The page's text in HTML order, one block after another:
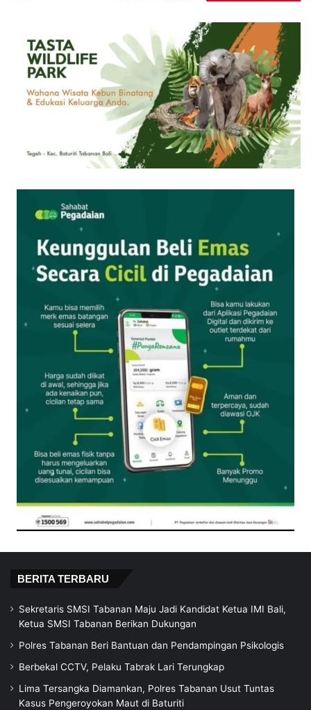
BERITA TERBARU
Sekretaris SMSI Tabanan Maju Jadi Kandidat Ketua IMI Bali,
Ketua SMSI Tabanan Berikan Dukungan
Polres Tabanan Beri Bantuan dan Pendampingan Psikologis
Berbekal CCTV, Pelaku Tabrak Lari Terungkap
Lima Tersangka Diamankan, Polres Tabanan Usut Tuntas
Kasus Pengeroyokan Maut di Baturiti